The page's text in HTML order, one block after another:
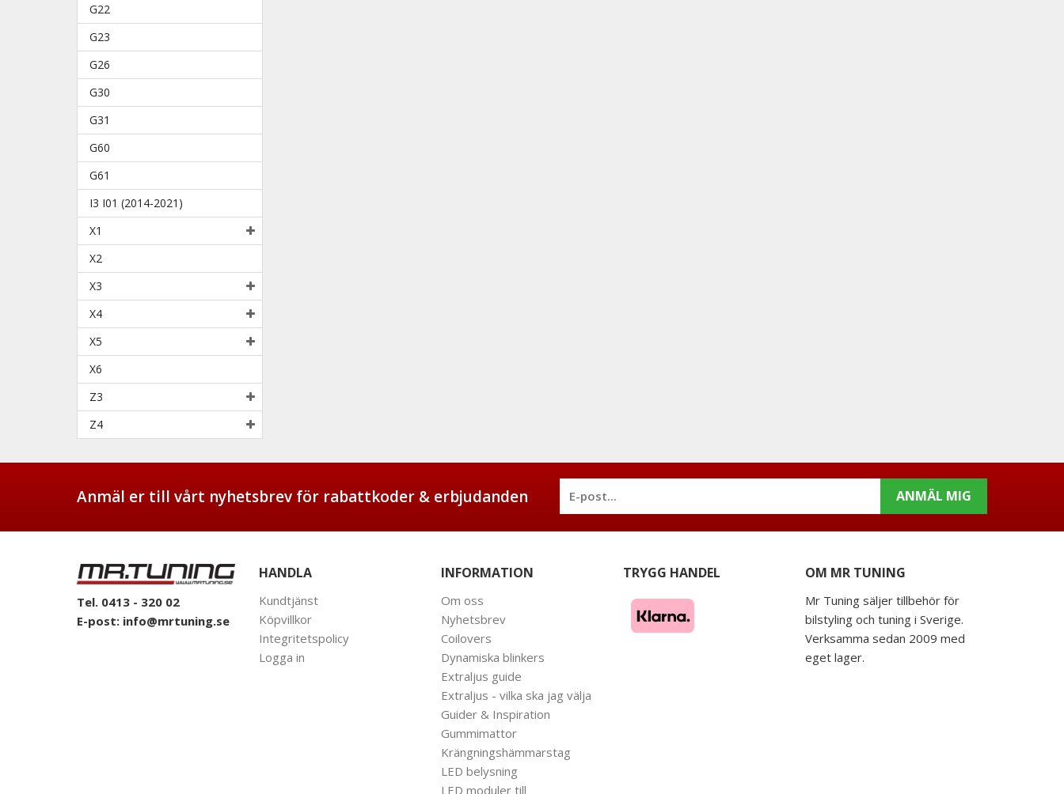
G22
G23
G26
G30
G31
G60
G61
I3 I01 (2014-2021)
X1
X2
X3
X4
X5
X6
Z3
Z4
Anmäl er till vårt nyhetsbrev för rabattkoder & erbjudanden ANMÄL MIG
Tel. 0413 - 320 02
E-post: info@mrtuning.se
HANDLA
Kundtjänst
Köpvillkor
Integritetspolicy
Logga in
INFORMATION
Om oss
Nyhetsbrev
Coilovers
Dynamiska blinkers
Extraljus guide
Extraljus - vilka ska jag välja
Guider & Inspiration
Gummimattor
Krängningshämmarstag
LED belysning
LED moduler till
TRYGG HANDEL OM MR TUNING
Mr Tuning säljer tillbehör för
bilstyling och tuning i Sverige.
Verksamma sedan 2009 med
eget lager.